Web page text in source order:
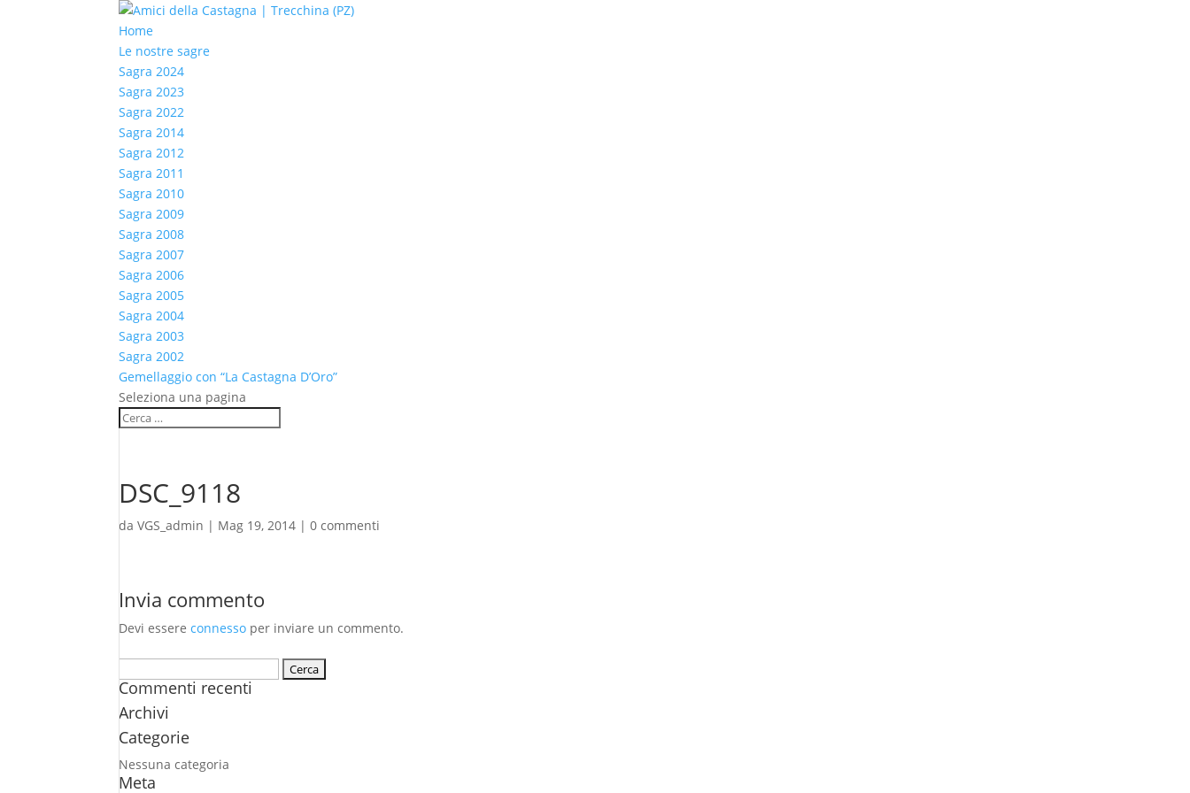
Home
Le nostre sagre
Sagra 2024
Sagra 2023
Sagra 2022
Sagra 2014
Sagra 2012
Sagra 2011
Sagra 2010
Sagra 2009
Sagra 2008
Sagra 2007
Sagra 2006
Sagra 2005
Sagra 2004
Sagra 2003
Sagra 2002
Gemellaggio con “La Castagna D’Oro”
Seleziona una pagina
DSC_9118
daVGS_admin | Mag 19, 2014 |0 commenti
Invia commento
Devi essereconnesso per inviare un commento.
per:
Commenti recenti
Archivi
Categorie
Nessuna categoria
Meta